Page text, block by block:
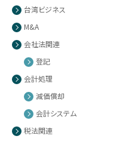
台湾ビジネス
M&A
会社法関連
登記
会計処理
減価償却
会計システム
税法関連